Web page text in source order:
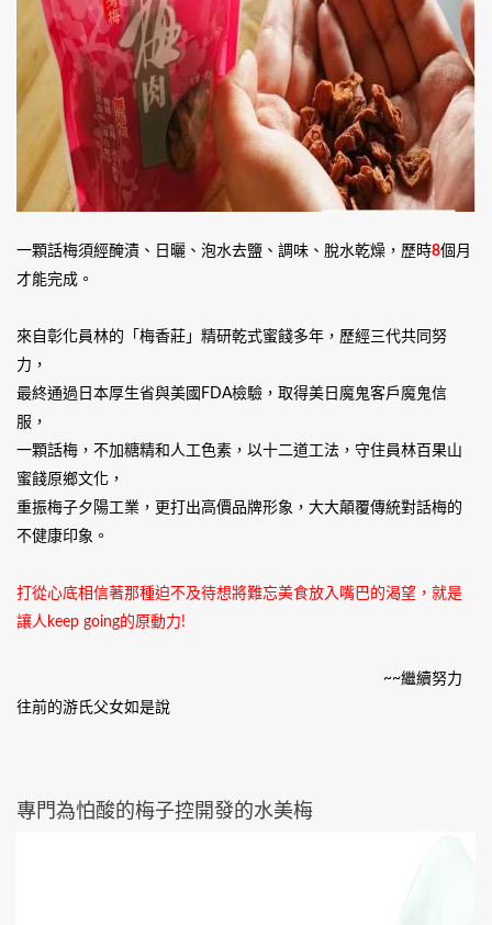
一顆話梅須經醃漬、日曬、泡水去鹽、調味、脫水乾燥，歷時8個月
才能完成。
來自彰化員林的「梅香莊」精研乾式蜜餞多年，歷經三代共同努
力，
最終通過日本厚生省與美國FDA檢驗，取得美日魔鬼客戶魔鬼信
服，
一顆話梅，不加糖精和人工色素，以十二道工法，守住員林百果山
蜜餞原鄉文化，
重振梅子夕陽工業，更打出高價品牌形象，大大顛覆傳統對話梅的
不健康印象。
打從心底相信著那種迫不及待想將難忘美食放入嘴巴的渴望，就是
讓人keep going的原動力!
~~繼續努力
往前的游氏父女如是說
專門為怕酸的梅子控開發的水美梅